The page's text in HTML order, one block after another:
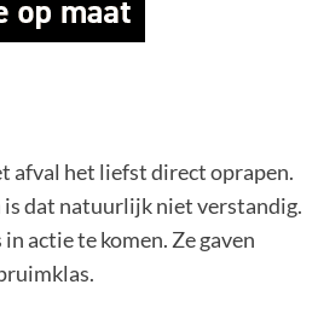
afval het liefst direct oprapen.
dat natuurlijk niet verstandig.
actie te komen. Ze gaven